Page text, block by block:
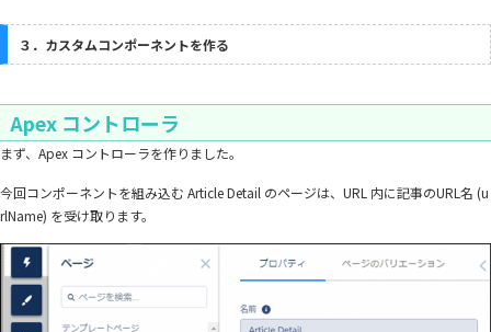
３．カスタムコンポーネントを作る
Apex コントローラ
まず、Apex コントローラを作りました。
今回コンポーネントを組み込む Article Detail のページは、URL 内に記事のURL名 (u
rlName) を受け取ります。